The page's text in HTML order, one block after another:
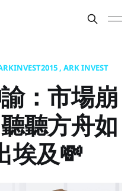
ARK INVEST
：市場崩
聽方舟如
埃及💸